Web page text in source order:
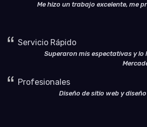
Me hizo un trabajo excelente, me
Servicio Rápido
Superaron mis espectativas y lo
Profesionales
Diseño de sitio web y